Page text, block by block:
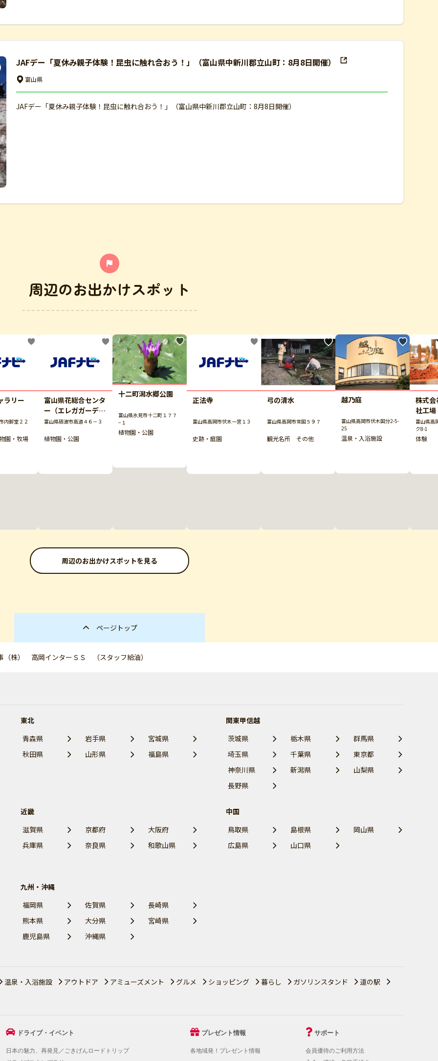
JAFデー「夏休み親子体験！昆虫に触れ合おう！」（富山県中新川郡立山町：8月8日開催）
富山県
JAFデー「夏休み親子体験！昆虫に触れ合おう！」（富山県中新川郡立山町：8月8日開催）
周辺のお出かけスポット
ラリー
内御堂２２
園・牧場
富山県花総合センタ
ー（エレガガーデ
ン）
富山県砺波市高道４６－３
植物園・公園
十二町潟水郷公園
富山県氷見市十二町１７７
−１
植物園・公園
正法寺
富山県高岡市伏木一宮１３
史跡・庭園
弓の清水
富山県高岡市常国５９７
観光名所 その他
越乃庭
富山県高岡市伏木国分2-5-
25
温泉・入浴施設
株式
社工場
富山県高
ク8-1
体験
周辺のお出かけスポットを見る
ページトップ
株） 高岡インターＳＳ （スタッフ給油）
東北
青森県
岩手県
宮城県
秋田県
山形県 福島県
関東甲信越
茨城県
栃木県
群馬県
埼玉県
千葉県
東京都
神奈川県
新潟県
山梨県
長野県
近畿
滋賀県
京都府
大阪府
兵庫県
奈良県 和歌山県
中国
鳥取県
島根県
岡山県
広島県
山口県
九州・沖縄
福岡県
佐賀県
長崎県
熊本県
大分県
宮崎県
鹿児島県
沖縄県
温泉・入浴施設 アウトドア アミューズメント グルメ ショッピング 暮らし ガソリンスタンド 道の駅
ドライブ・イベント
日本の魅力、再発見／ごきげんロードトリップ
プレゼント情報
各地域発！プレゼント情報
サポート
会員優待のご利用方法